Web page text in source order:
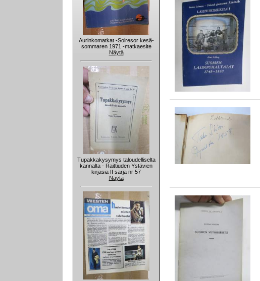
Aurinkomatkat -Solresor kesä-
sommaren 1971 -matkaesite
Näytä
Tupakkakysymys taloudelliselta
kannalta - Raittiuden Ystävien
kirjasia II sarja nr 57
Näytä